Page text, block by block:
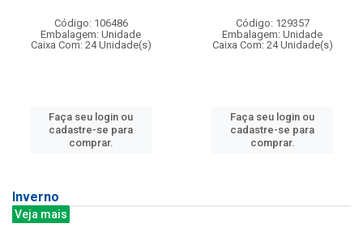
Código: 106486
Embalagem: Unidade
Caixa Com: 24 Unidade(s)
Faça seu login ou
cadastre-se para
comprar.
Código: 129357
Embalagem: Unidade
Caixa Com: 24 Unidade(s)
Faça seu login ou
cadastre-se para
comprar.
Inverno
Veja mais